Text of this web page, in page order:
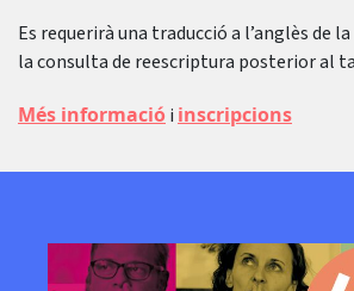
Es requerirà una traducció a l’anglès de
la consulta de reescriptura posterior al
Més informaciói inscripcions